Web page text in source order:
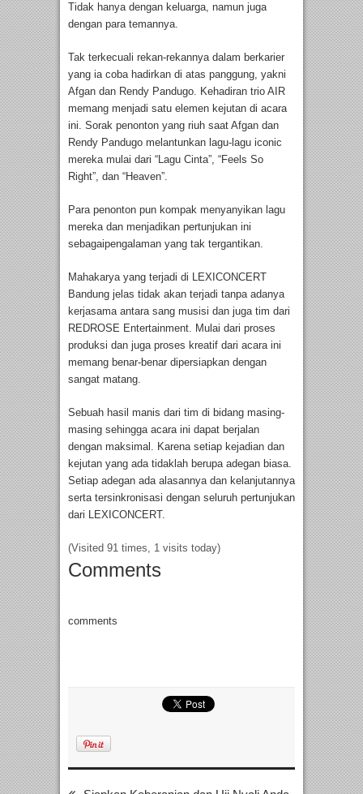
Tidak hanya dengan keluarga, namun juga
dengan para temannya.
Tak terkecuali rekan-rekannya dalam berkarier
yang ia coba hadirkan di atas panggung, yakni
Afgan dan Rendy Pandugo. Kehadiran trio AIR
memang menjadi satu elemen kejutan di acara
ini. Sorak penonton yang riuh saat Afgan dan
Rendy Pandugo melantunkan lagu-lagu iconic
mereka mulai dari “Lagu Cinta”, “Feels So
Right”, dan “Heaven”.
Para penonton pun kompak menyanyikan lagu
mereka dan menjadikan pertunjukan ini
sebagaipengalaman yang tak tergantikan.
Mahakarya yang terjadi di LEXICONCERT
Bandung jelas tidak akan terjadi tanpa adanya
kerjasama antara sang musisi dan juga tim dari
REDROSE Entertainment. Mulai dari proses
produksi dan juga proses kreatif dari acara ini
memang benar-benar dipersiapkan dengan
sangat matang.
Sebuah hasil manis dari tim di bidang masing-
masing sehingga acara ini dapat berjalan
dengan maksimal. Karena setiap kejadian dan
kejutan yang ada tidaklah berupa adegan biasa.
Setiap adegan ada alasannya dan kelanjutannya
serta tersinkronisasi dengan seluruh pertunjukan
dari LEXICONCERT.
(Visited 91 times, 1 visits today)
Comments
comments